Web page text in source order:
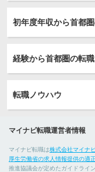
初年度年収から首都
経験から首都圏の転
転職ノウハウ
マイナビ転職運営者情報
マイナビ転職は株式会社マイナ
厚生労働省の求人情報提供の適
推進協議会が定めたガイドライ